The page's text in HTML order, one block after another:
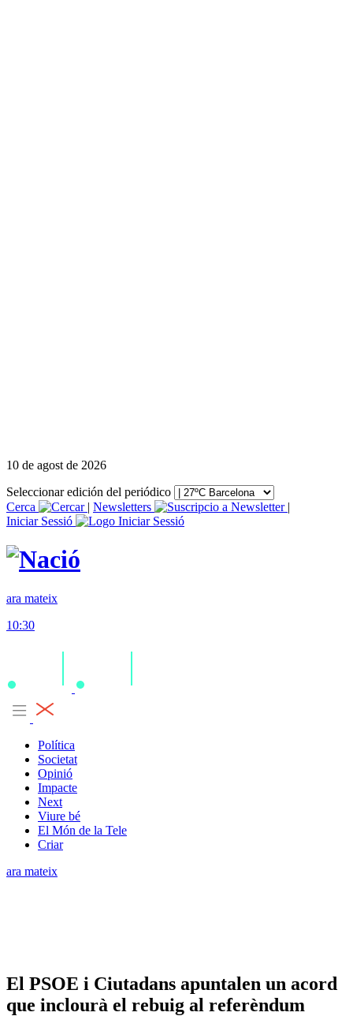
10 de agost de 2026
Seleccionar edición del periódico
Cerca
| Newsletters
|
Iniciar Sessió
ara mateix
10:30
Política
Societat
Opinió
Impacte
Next
Viure bé
El Món de la Tele
Criar
ara mateix
El PSOE i Ciutadans apuntalen un acord
que inclourà el rebuig al referèndum